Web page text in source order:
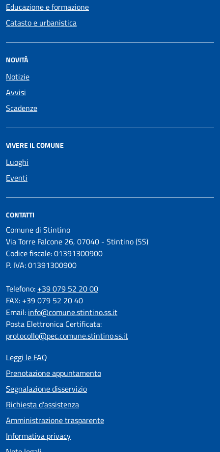
Educazione e formazione
Catasto e urbanistica
NOVITÀ
Notizie
Avvisi
Scadenze
VIVERE IL COMUNE
Luoghi
Eventi
CONTATTI
Comune di Stintino
Via Torre Falcone 26, 07040 - Stintino (SS)
Codice fiscale: 01391300900
P. IVA: 01391300900
Telefono: +39 079 52 20 00
FAX: +39 079 52 20 40
Email: info@comune.stintino.ss.it
Posta Elettronica Certificata:
protocollo@pec.comune.stintino.ss.it
Leggi le FAQ
Prenotazione appuntamento
Segnalazione disservizio
Richiesta d'assistenza
Amministrazione trasparente
Informativa privacy